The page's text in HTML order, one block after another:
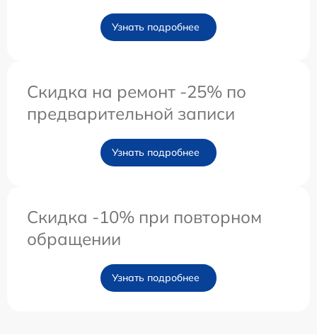
Узнать подробнее
Скидка на ремонт -25% по
предварительной записи
Узнать подробнее
Скидка -10% при повторном
обращении
Узнать подробнее